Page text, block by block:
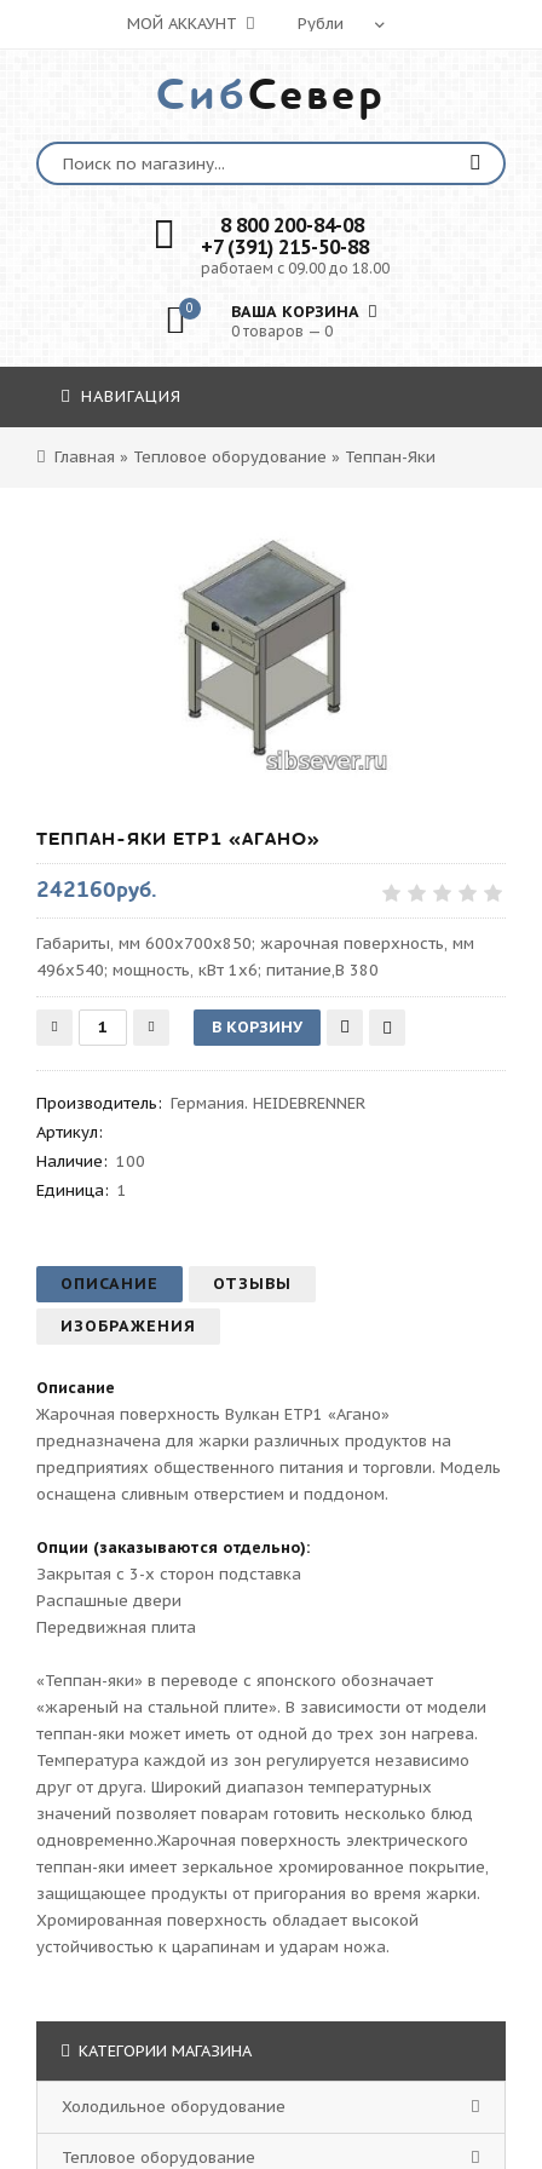
МОЙ АККАУНТ
СибСевер
8 800 200-84-08
+7 (391) 215-50-88
работаем с 09.00 до 18.00
0 ВАША КОРЗИНА
0 товаров — 0
НАВИГАЦИЯ
Главная » Тепловое оборудование » Теппан-Яки
ТЕППАН-ЯКИ ETP1 «АГАНО»
242160руб.
Габариты, мм 600х700х850; жарочная поверхность, мм
496х540; мощность, кВт 1х6; питание,В 380
Производитель: Германия. HEIDEBRENNER
Артикул:
Наличие: 100
Единица: 1
ОПИСАНИЕ ОТЗЫВЫ
ИЗОБРАЖЕНИЯ
Описание
Жарочная поверхность Вулкан ETP1 «Агано»
предназначена для жарки различных продуктов на
предприятиях общественного питания и торговли. Модель
оснащена сливным отверстием и поддоном.
Опции (заказываются отдельно):
Закрытая с 3-х сторон подставка
Распашные двери
Передвижная плита
«Теппан-яки» в переводе с японского обозначает
«жареный на стальной плите». В зависимости от модели
теппан-яки может иметь от одной до трех зон нагрева.
Температура каждой из зон регулируется независимо
друг от друга. Широкий диапазон температурных
значений позволяет поварам готовить несколько блюд
одновременно.Жарочная поверхность электрического
теппан-яки имеет зеркальное хромированное покрытие,
защищающее продукты от пригорания во время жарки.
Хромированная поверхность обладает высокой
устойчивостью к царапинам и ударам ножа.
КАТЕГОРИИ МАГАЗИНА
Холодильное оборудование
Тепловое оборудование